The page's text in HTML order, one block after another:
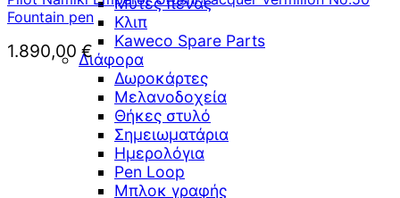
Κλιπ
Kaweco Spare Parts
Διάφορα
Δωροκάρτες
Μελανοδοχεία
Θήκες στυλό
Σημειωματάρια
Ημερολόγια
Pen Loop
Μπλοκ γραφής
Fountain pen
1.890,00 €